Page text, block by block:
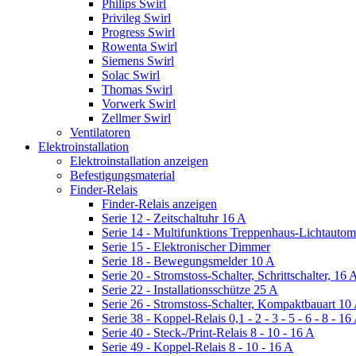
Philips Swirl
Privileg Swirl
Progress Swirl
Rowenta Swirl
Siemens Swirl
Solac Swirl
Thomas Swirl
Vorwerk Swirl
Zellmer Swirl
Ventilatoren
Elektroinstallation
Elektroinstallation anzeigen
Befestigungsmaterial
Finder-Relais
Finder-Relais anzeigen
Serie 12 - Zeitschaltuhr 16 A
Serie 14 - Multifunktions Treppenhaus-
Serie 15 - Elektronischer Dimmer
Serie 18 - Bewegungsmelder 10 A
Serie 20 - Stromstoss-Schalter, Schrittschalter, 16 A
Serie 22 - Installationsschütze 25 A
Serie 26 - Stromstoss-Schalter, Kompaktbauart 10
Serie 38 - Koppel-Relais 0,1 - 2 - 3 - 5 - 6 - 8 - 16
Serie 40 - Steck-/Print-Relais 8 - 10 - 16 A
Serie 49 - Koppel-Relais 8 - 10 - 16 A